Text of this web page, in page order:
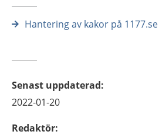
Hantering av kakor på 1177.se
Senast uppdaterad:
2022-01-20
Redaktör: